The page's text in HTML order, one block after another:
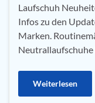
Laufschuh
Infos zu den
Marken.
Neutrallaufschuhe
Weiterlesen